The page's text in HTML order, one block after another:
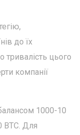
до їх
тривалість цього
компанії
1000-10
BTC. Для